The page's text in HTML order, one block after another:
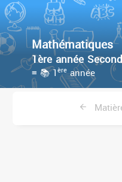
Mathématiques
1ère année
≡ 📚 1èreannée